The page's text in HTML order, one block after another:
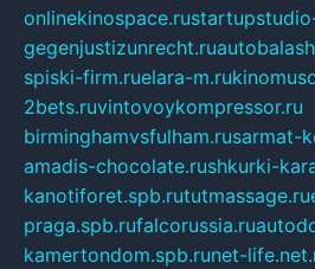
onlinekinospace.ru
gegenjustizunrecht.ru
spiski-firm.ruelara-m.ru
2bets.ruvintovoykompressor.ru
birminghamvsfulham.rusarmat-
amadis-chocolate.rushkurki-
kanotiforet.spb.rututmassage.ru
praga.spb.rufalcorussia.ru
kamertondom.spb.runet-